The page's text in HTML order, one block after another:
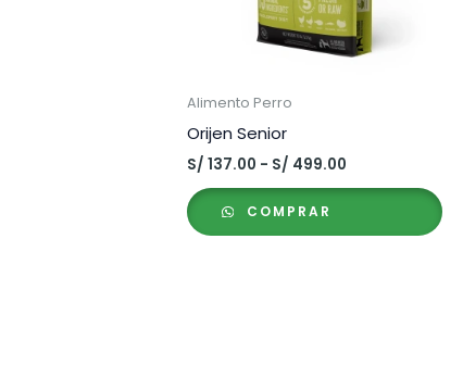
Alimento Perro
Orijen Senior
S/ 137.00 - S/ 499.00
S/ 137.00
COMPRAR